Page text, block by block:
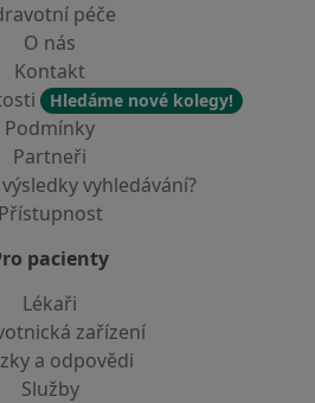
péče
O nás
Kontakt
Hledáme nové kolegy!
Podmínky
Partneři
vyhledávání?
Přístupnost
pacienty
Lékaři
zařízení
a odpovědi
Služby